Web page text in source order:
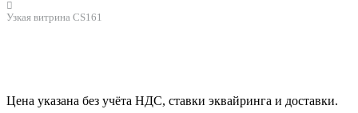
Узкая витрина CS161
Цена указана без учёта НДС, ставки эквайринга и доставки.